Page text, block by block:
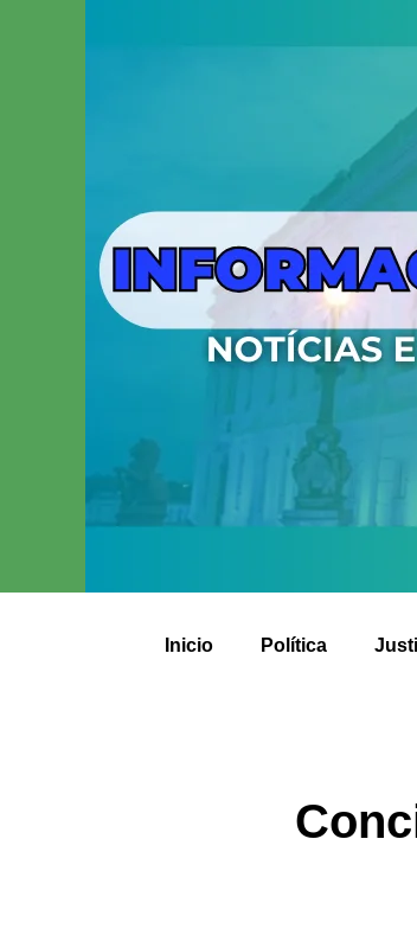
Inicio Política